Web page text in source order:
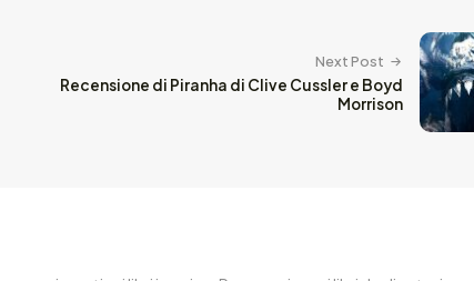
Next Post
Recensione di Piranha di Clive Cussler e Boyd
Morrison